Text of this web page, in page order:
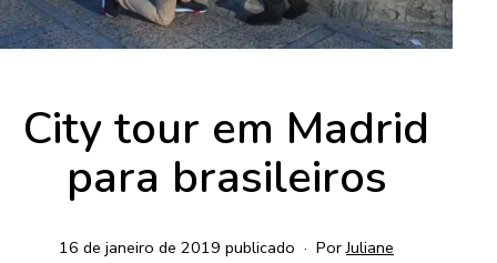
City tour em Madrid
para brasileiros
16 de janeiro de 2019 publicado PorJuliane